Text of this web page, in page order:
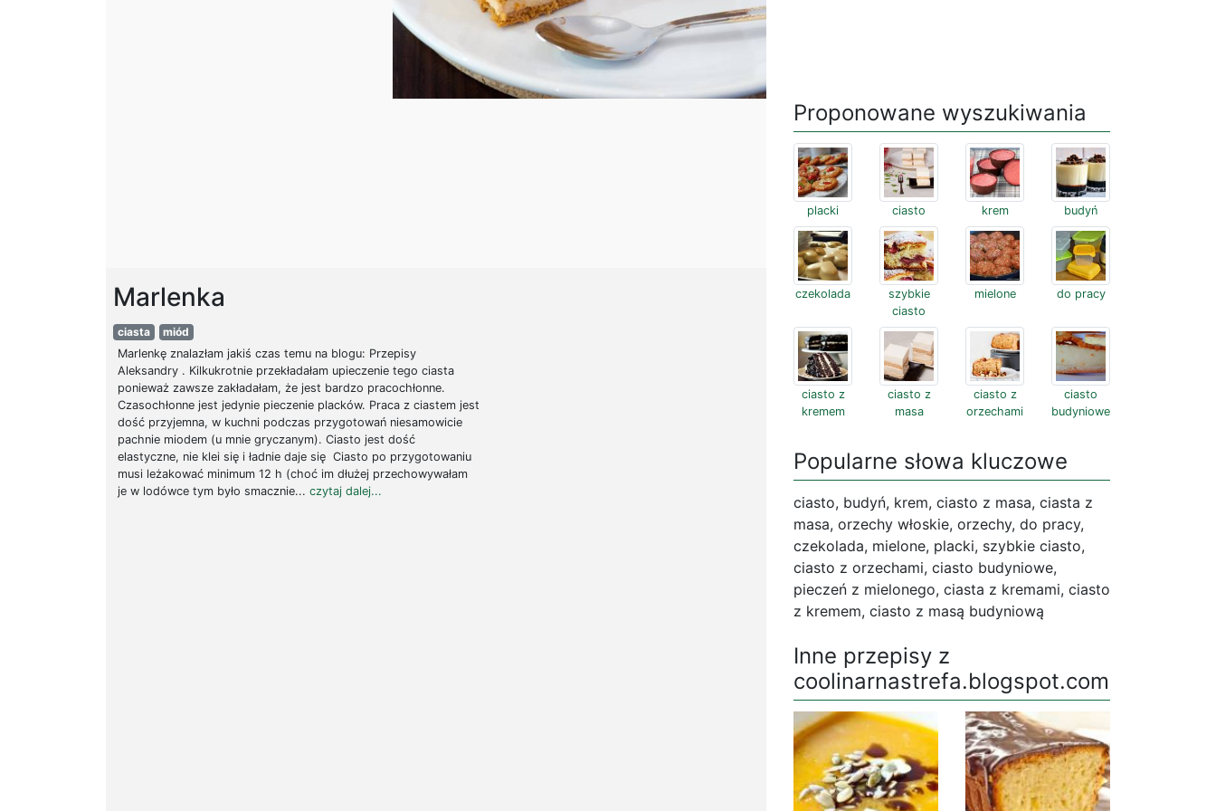
Marlenka
ciasta
miód
Marlenkę znalazłam jakiś czas temu na blogu: Przepisy
Aleksandry . Kilkukrotnie przekładałam upieczenie tego ciasta
ponieważ zawsze zakładałam, że jest bardzo pracochłonne.
Czasochłonne jest jedynie pieczenie placków. Praca z ciastem jest
dość przyjemna, w kuchni podczas przygotowań niesamowicie
pachnie miodem (u mnie gryczanym). Ciasto jest dość
elastyczne, nie klei się i ładnie daje się Ciasto po przygotowaniu
musi leżakować minimum 12 h (choć im dłużej przechowywałam
je w lodówce tym było smacznie... czytaj dalej...
Proponowane wyszukiwania
placki ciasto krem budyń
czekolada
szybkie
ciasto
mielone do pracy
ciasto z
kremem
ciasto z
masa
ciasto z
orzechami
ciasto
budyniowe
Popularne słowa kluczowe
ciasto, budyń, krem, ciasto z masa, ciasta z
masa, orzechy włoskie, orzechy, do pracy,
czekolada, mielone, placki, szybkie ciasto,
ciasto z orzechami, ciasto budyniowe,
pieczeń z mielonego, ciasta z kremami, ciasto
z kremem, ciasto z masą budyniową
Inne przepisy z
coolinarnastrefa.blogspot.com